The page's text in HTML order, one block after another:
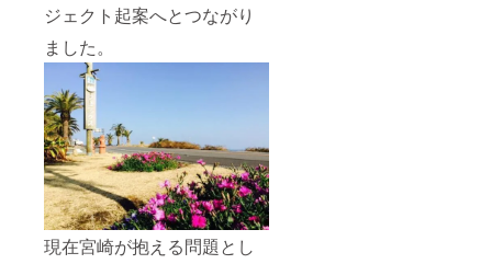
ジェクト起案へとつながり
ました。
現在宮崎が抱える問題とし